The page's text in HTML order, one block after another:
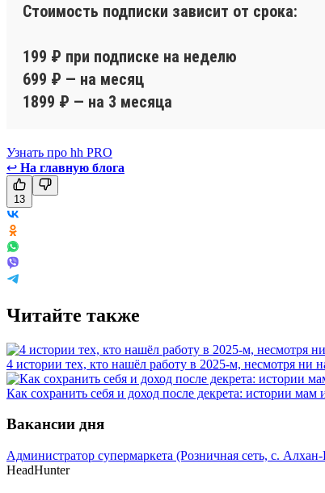
Стоимость подписки зависит от срока:
199 ₽ при подписке на неделю
699 ₽ — на месяц
1899 ₽ — на 3 месяца
Узнать про hh PRO
↩ На главную блога
13
Читайте также
4 истории тех, кто нашёл работу в 2025-м, несмотря ни
Как сохранить себя и доход после декрета: истории мам
Вакансии дня
Администратор супермаркета (Розничная сеть, с.
HeadHunter